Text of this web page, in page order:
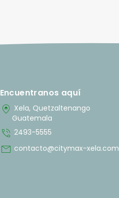
Encuentranos aquí
home_pin Xela, Quetzaltenango
Guatemala
phone_in_talk 2493-5555
mail contacto@citymax-xela.com